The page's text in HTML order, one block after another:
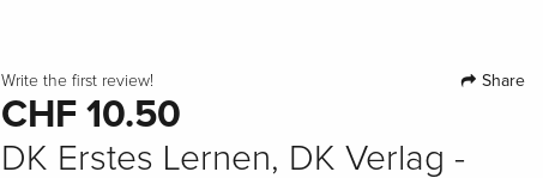
Write the first review! Share
CHF 10.50
DK Erstes Lernen, DK Verlag -